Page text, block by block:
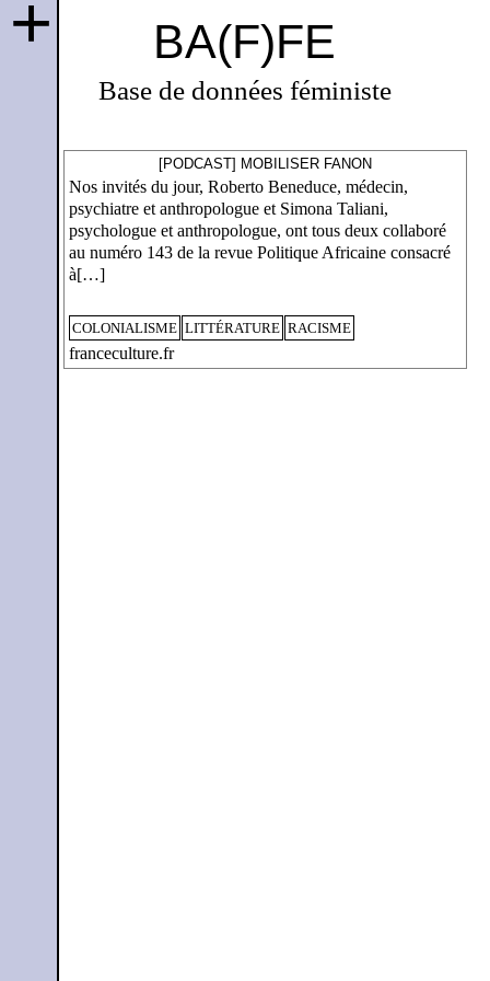
BA(F)FE
Base de données féministe
+
[PODCAST] MOBILISER FANON
Nos invités du jour, Roberto Beneduce, médecin,
psychiatre et anthropologue et Simona Taliani,
psychologue et anthropologue, ont tous deux collaboré
au numéro 143 de la revue Politique Africaine consacré
à[…]
COLONIALISME LITTÉRATURE RACISME
franceculture.fr